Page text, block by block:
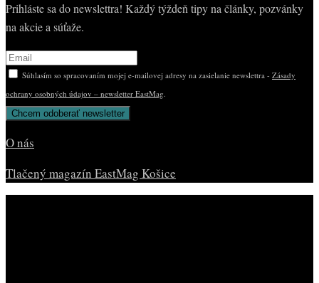
Prihláste sa do newslettra! Každý týždeň tipy na články, pozvánky
na akcie a súťaže.
Súhlasím so spracovaním mojej e-mailovej adresy na zasielanie newslettra - Zásady
ochrany osobných údajov – newsletter EastMag.
O nás
Tlačený magazín EastMag Košice